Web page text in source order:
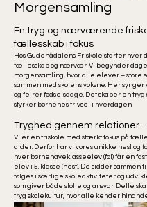
Morgensamling
En tryg og nærværende
fællesskab i fokus
Hos Gudenådalens Friskole starter hver
fællesskab og nærvær. Vi begynder
morgensamling, hvor alle elever – store
sammen med skolens voksne. Her
og fejrer fødselsdage. Det skaber en tryg
styrker børnenes trivsel i hverdagen.
Tryghed gennem relationer –
Vi er en friskole med stærkt fokus på
alder. Derfor har vi vores unikke hest og
hver børnehaveklasseelev (føl) får en
elev i 5. klasse (hest). De sidder sammen
følges i særlige skoleaktiviteter og
som giver både støtte og ansvar. Dette
tryg skolekultur, hvor alle kender